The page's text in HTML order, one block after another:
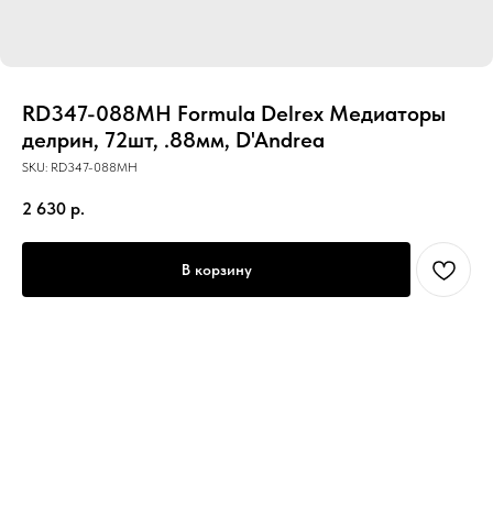
RD347-088MH Formula Delrex Медиаторы
делрин, 72шт, .88мм, D'Andrea
SKU: RD347-088MH
2 630 р.
В корзину